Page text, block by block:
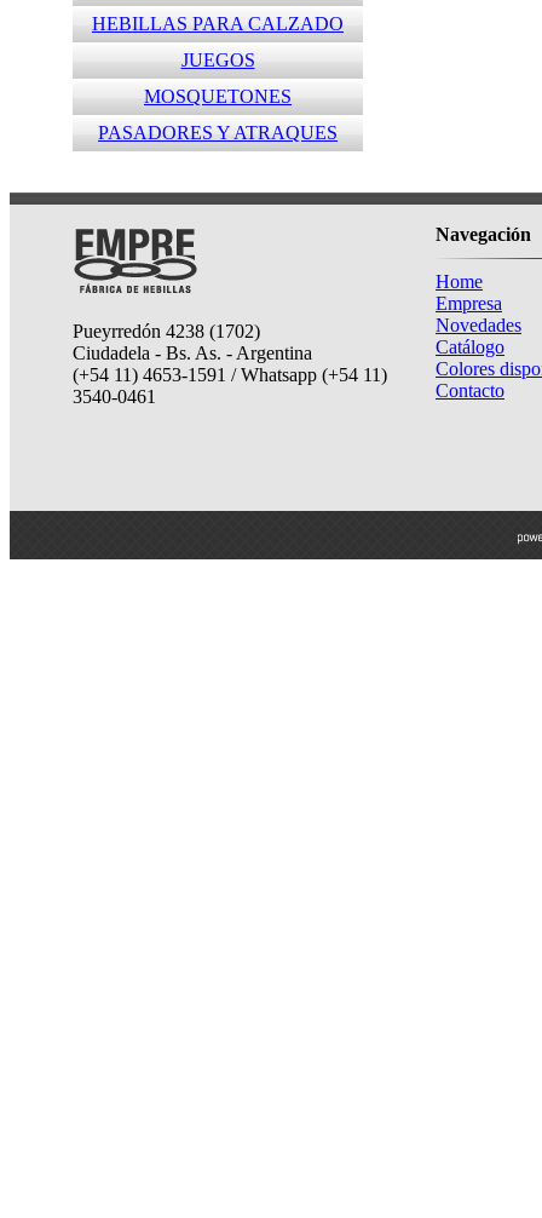
HEBILLAS PARA CALZADO
JUEGOS
MOSQUETONES
PASADORES Y ATRAQUES
Pueyrredón 4238 (1702)
Ciudadela - Bs. As. - Argentina
(+54 11) 4653-1591 / Whatsapp (+54 11)
3540-0461
Navegación
Home
Empresa
Novedades
Catálogo
Colores
Contacto